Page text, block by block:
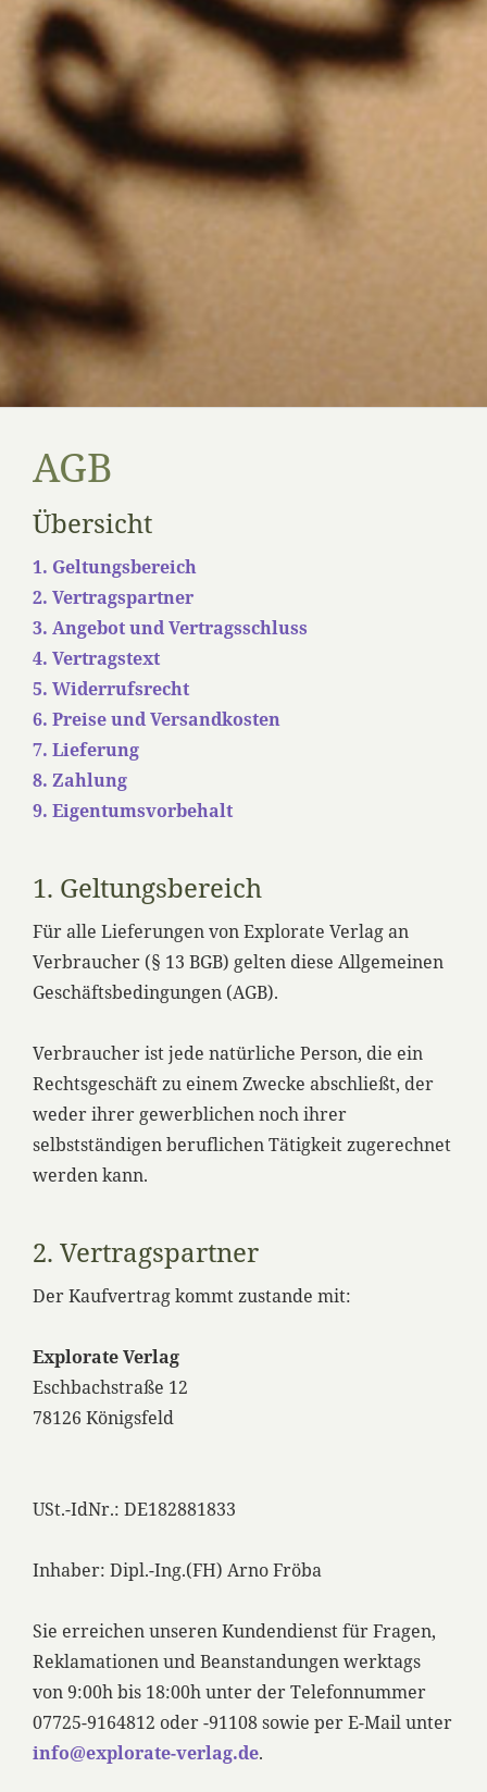
AGB
Übersicht
1. Geltungsbereich
2. Vertragspartner
3. Angebot und Vertragsschluss
4. Vertragstext
5. Widerrufsrecht
6. Preise und Versandkosten
7. Lieferung
8. Zahlung
9. Eigentumsvorbehalt
1. Geltungsbereich
Für alle Lieferungen von Explorate Verlag an
Verbraucher (§ 13 BGB) gelten diese Allgemeinen
Geschäftsbedingungen (AGB).
Verbraucher ist jede natürliche Person, die ein
Rechtsgeschäft zu einem Zwecke abschließt, der
weder ihrer gewerblichen noch ihrer
selbstständigen beruflichen Tätigkeit zugerechnet
werden kann.
2. Vertragspartner
Der Kaufvertrag kommt zustande mit:
Explorate Verlag
Eschbachstraße 12
78126 Königsfeld
USt.-IdNr.: DE182881833
Inhaber: Dipl.-Ing.(FH) Arno Fröba
Sie erreichen unseren Kundendienst für Fragen,
Reklamationen und Beanstandungen werktags
von 9:00h bis 18:00h unter der Telefonnummer
07725-9164812 oder -91108 sowie per E-Mail unter
info@explorate-verlag.de.